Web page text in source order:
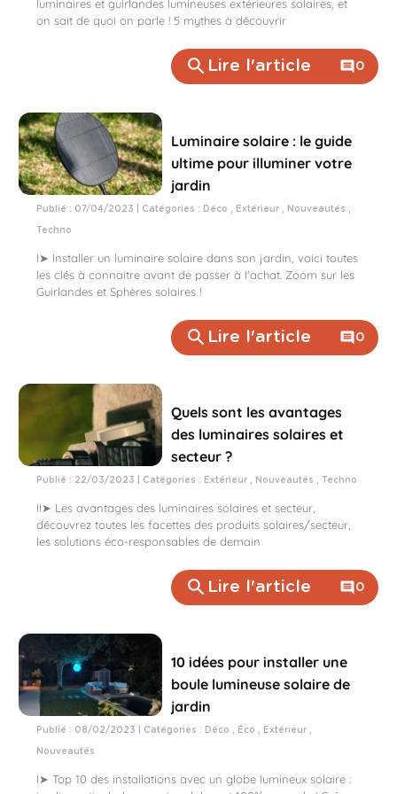
luminaires et guirlandes lumineuses extérieures solaires, et
on sait de quoi on parle ! 5 mythes à découvrir
search Lire l'article comment0
Luminaire solaire : le guide
ultime pour illuminer votre
jardin
Publié : 07/04/2023 | Catégories : Déco , Extérieur , Nouveautés ,
Techno
I➤ Installer un luminaire solaire dans son jardin, voici toutes
les clés à connaitre avant de passer à l'achat. Zoom sur les
Guirlandes et Sphères solaires !
search Lire l'article comment0
Quels sont les avantages
des luminaires solaires et
secteur ?
Publié : 22/03/2023 | Catégories : Extérieur , Nouveautés , Techno
ll➤ Les avantages des luminaires solaires et secteur,
découvrez toutes les facettes des produits solaires/secteur,
les solutions éco-responsables de demain
search Lire l'article comment0
10 idées pour installer une
boule lumineuse solaire de
jardin
Publié : 08/02/2023 | Catégories : Déco , Éco , Extérieur ,
Nouveautés
I➤ Top 10 des installations avec un globe lumineux solaire :